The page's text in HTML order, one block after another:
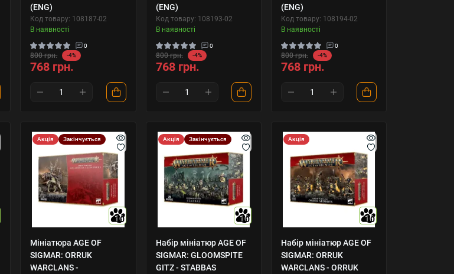
(ENG)
Код товару: 108187-02
В наявності
0
800 грн. -4%
768 грн.
(ENG)
Код товару: 108193-02
В наявності
0
800 грн. -4%
768 грн.
(ENG)
Код товару: 108194-02
В наявності
0
800 грн. -4%
768 грн.
Акція Закінчується
10
Мініатюра AGE OF
SIGMAR: ORRUK
WARCLANS -
Акція Закінчується
10
Набір мініатюр AGE OF
SIGMAR: GLOOMSPITE
GITZ - STABBAS
Акція
10
Набір мініатюр AGE OF
SIGMAR: ORRUK
WARCLANS - ORRUK